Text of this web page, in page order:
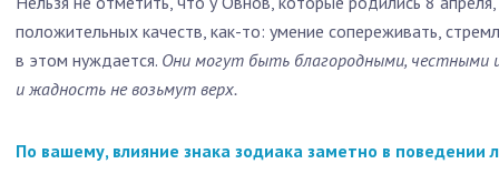
положительных качеств, как-то: умение сопереживать,
в этом нуждается. Они могут быть благородными, честными
и жадность не возьмут верх.
По вашему, влияние знака зодиака заметно в